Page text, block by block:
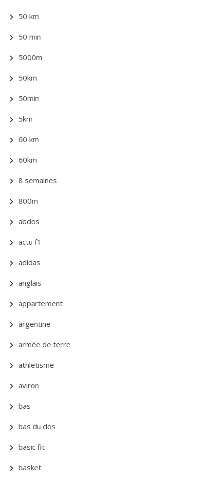
50 km
50 min
5000m
50km
50min
5km
60 km
60km
8 semaines
800m
abdos
actu f1
adidas
anglais
appartement
argentine
armée de terre
athletisme
aviron
bas
bas du dos
basic fit
basket